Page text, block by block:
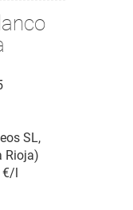
SL,
Rioja)
€/l